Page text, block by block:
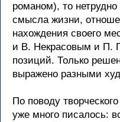
романом), то
смысла жизни,
нахождения своего
и В. Некрасовым и П.
позиций. Только
выражено разными
По поводу
уже много писалось: